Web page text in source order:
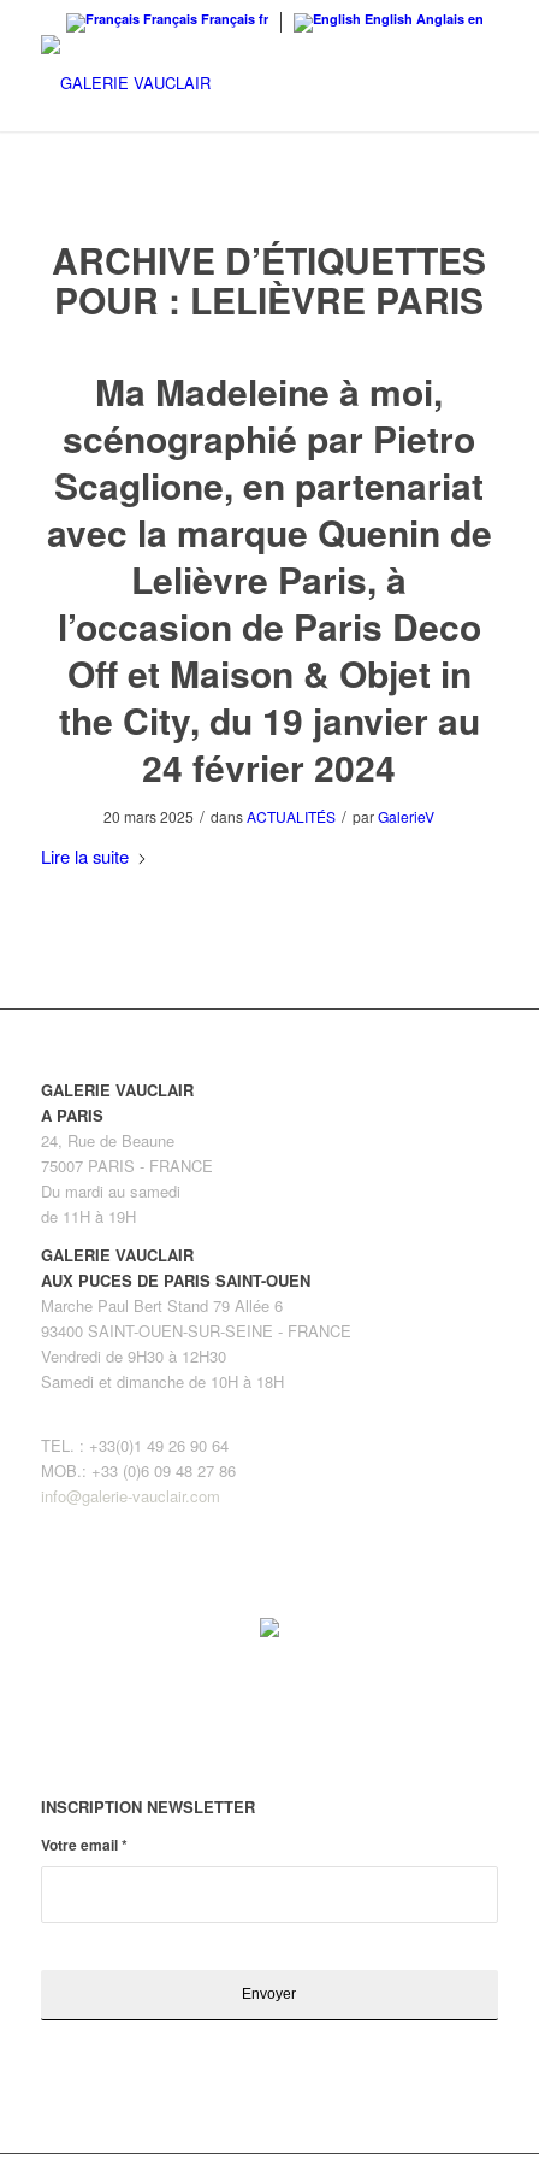
Français Français fr English Anglais en
ARCHIVE D’ÉTIQUETTES
POUR : LELIÈVRE PARIS
Ma Madeleine à moi,
scénographié par Pietro
Scaglione, en partenariat
avec la marque Quenin de
Lelièvre Paris, à
l’occasion de Paris Deco
Off et Maison & Objet in
the City, du 19 janvier au
24 février 2024
20 mars 2025 / dansACTUALITÉS / parGalerieV
Lire la suite
GALERIE VAUCLAIR
A PARIS
24, Rue de Beaune
75007 PARIS - FRANCE
Du mardi au samedi
de 11H à 19H
GALERIE VAUCLAIR
AUX PUCES DE PARIS SAINT-OUEN
Marche Paul Bert Stand 79 Allée 6
93400 SAINT-OUEN-SUR-SEINE - FRANCE
Vendredi de 9H30 à 12H30
Samedi et dimanche de 10H à 18H
TEL. : +33(0)1 49 26 90 64
MOB.: +33 (0)6 09 48 27 86
info@galerie-vauclair.com
INSCRIPTION NEWSLETTER
Votre email*